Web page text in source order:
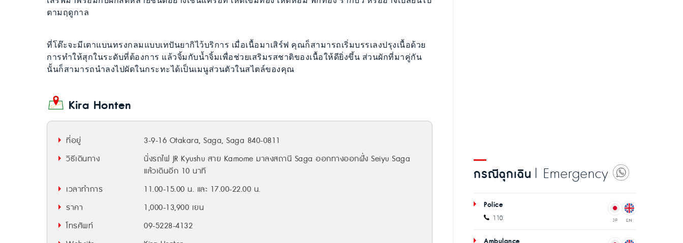
ตามฤดูกาล
ที่โต๊ะจะมีเตาแบนทรงกลมแบบเทปันยากิไว้บริการ เมื่อเนื้อมาเสิร์ฟ คุณก็สามารถเริ่มบรรเลงปรุงเนื้อด้วย
การทำให้สุกในระดับที่ต้องการ แล้วจิ้มกับน้ำจิ้มเพื่อช่วยเสริมรสชาติของเนื้อให้ดียิ่งขึ้น ส่วนผักที่มาคู่กัน
นั้นก็สามารถนำลงไปผัดในกระทะได้เป็นเมนูส่วนตัวในสไตล์ของคุณ
Kira Honten
ที่อยู่
3-9-16 Otakara, Saga, Saga 840-0811
วิธีเดินทาง
นั่งรถไฟ JR Kyushu สาย Kamome มาลงสถานี Saga ออกทางออกฝั่ง Seiyu Saga
แล้วเดินอีก 10 นาที
เวลาทำการ
11.00-15.00 น. และ 17.00-22.00 น.
ราคา
1,000-13,900 เยน
โทรศัพท์
09-5228-4132
กรณีฉุกเฉิน | Emergency
Police
110